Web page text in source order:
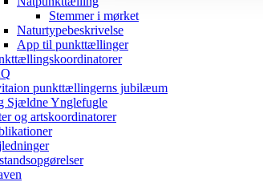
Stemmer i mørket
Naturtypebeskrivelse
App til punkttællinger
punkttællingerns jubilæum
Sjældne Ynglefugle
og artskoordinatorer